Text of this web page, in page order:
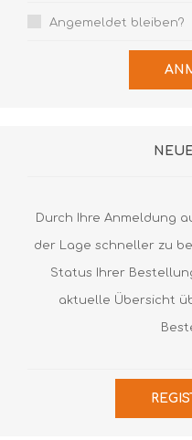
Angemeldet bleiben?
Durch Ihre Anmeldung
der Lage schneller zu
Status Ihrer
aktuelle Übersicht